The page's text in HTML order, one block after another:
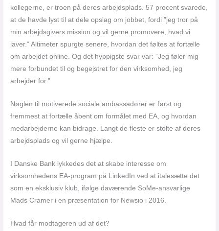
kollegerne, er troen på deres arbejdsplads. 57 procent svarede,
at de havde lyst til at dele opslag om jobbet, fordi ”jeg tror på
min arbejdsgivers mission og vil gerne promovere, hvad vi
laver.” Altimeter spurgte senere, hvordan det føltes at fortælle
om arbejdet online. Og det hyppigste svar var: ”Jeg føler mig
mere forbundet til og begejstret for den virksomhed, jeg
arbejder for.”
Nøglen til motiverede sociale ambassadører er først og
fremmest at fortælle åbent om formålet med EA, og hvordan
medarbejderne kan bidrage. Langt de fleste er stolte af deres
arbejdsplads og vil gerne hjælpe.
I Danske Bank lykkedes det at skabe interesse om
virksomhedens EA-program på LinkedIn ved at italesætte det
som en eksklusiv klub, ifølge daværende SoMe-ansvarlige
Mads Cramer i en præsentation for Newsio i 2016.
Hvad får modtageren ud af det?